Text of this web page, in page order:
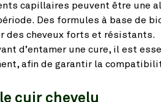
capillaires peuvent être une
Des formules à base de
des cheveux forts et résistants.
d’entamer une cure, il est
afin de garantir la
cuir chevelu